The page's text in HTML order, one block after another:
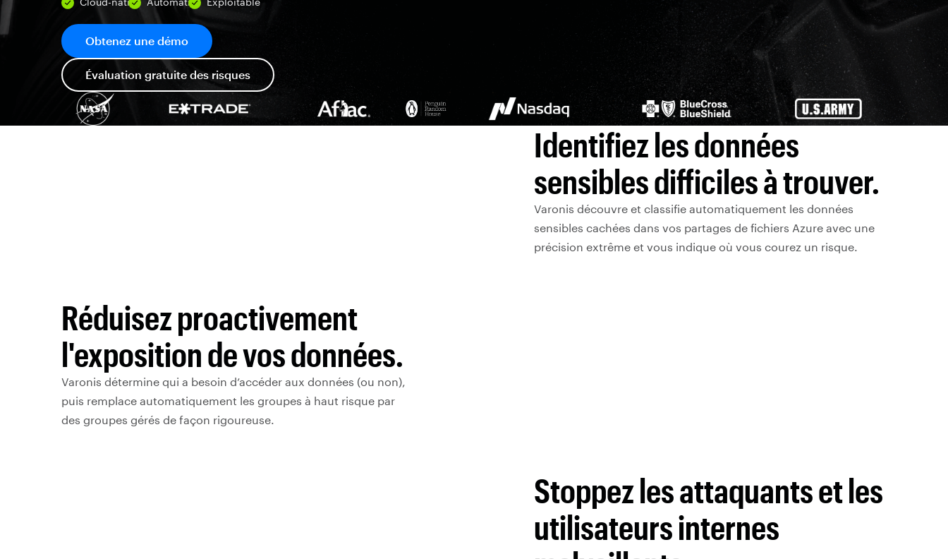
Obtenez une démo
Évaluation gratuite des risques
Identifiez les données
sensibles difficiles à trouver.
Varonis découvre et classifie automatiquement les données
sensibles cachées dans vos partages de fichiers Azure avec une
précision extrême et vous indique où vous courez un risque.
Réduisez proactivement
l'exposition de vos données.
Varonis détermine qui a besoin d’accéder aux données (ou non),
puis remplace automatiquement les groupes à haut risque par
des groupes gérés de façon rigoureuse.
Stoppez les attaquants et les
utilisateurs internes